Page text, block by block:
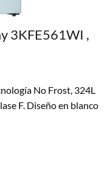
3KFE561WI ,
No Frost, 324L
F. Diseño en blanco